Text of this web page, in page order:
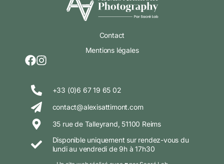
Contact
Mentions légales
+33 (0)6 67 19 65 02
contact@alexisattimont.com
35 rue de Talleyrand, 51100 Reims
Disponible uniquement sur rendez-vous du
lundi au vendredi de 9h à 17h30